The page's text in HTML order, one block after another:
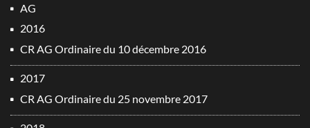
AG
2016
CR AG Ordinaire du 10 décembre 2016
2017
CR AG Ordinaire du 25 novembre 2017